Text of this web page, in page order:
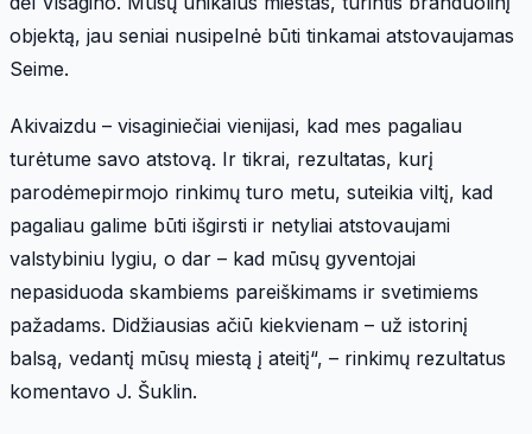
objektą, jau seniai nusipelnė būti tinkamai atstovaujamas
Seime.
Akivaizdu – visaginiečiai vienijasi, kad mes pagaliau
turėtume savo atstovą. Ir tikrai, rezultatas, kurį
parodėmepirmojo rinkimų turo metu, suteikia viltį, kad
pagaliau galime būti išgirsti ir netyliai atstovaujami
valstybiniu lygiu, o dar – kad mūsų gyventojai
nepasiduoda skambiems pareiškimams ir svetimiems
pažadams. Didžiausias ačiū kiekvienam – už istorinį
balsą, vedantį mūsų miestą į ateitį“, – rinkimų rezultatus
komentavo J. Šuklin.